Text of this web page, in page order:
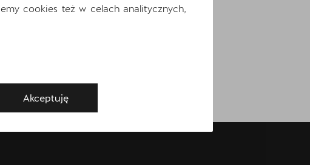
jazdę próbną
cookies też w celach analitycznych,
Akceptuję